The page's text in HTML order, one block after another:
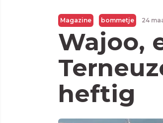
Magazine bommetje 24
Wajoo,
heftig